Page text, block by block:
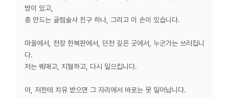
방이 있고,
총 만드는 골렘술사 친구 하나, 그리고 이 손이 있습니다.
마을에서, 전장 한복판에서, 던전 깊은 곳에서, 누군가는 쓰러집니
다.
저는 꿰매고, 지혈하고, 다시 일으킵니다.
아, 저한테 치유 받으면 그 자리에서 바로는 못 일어납니다.